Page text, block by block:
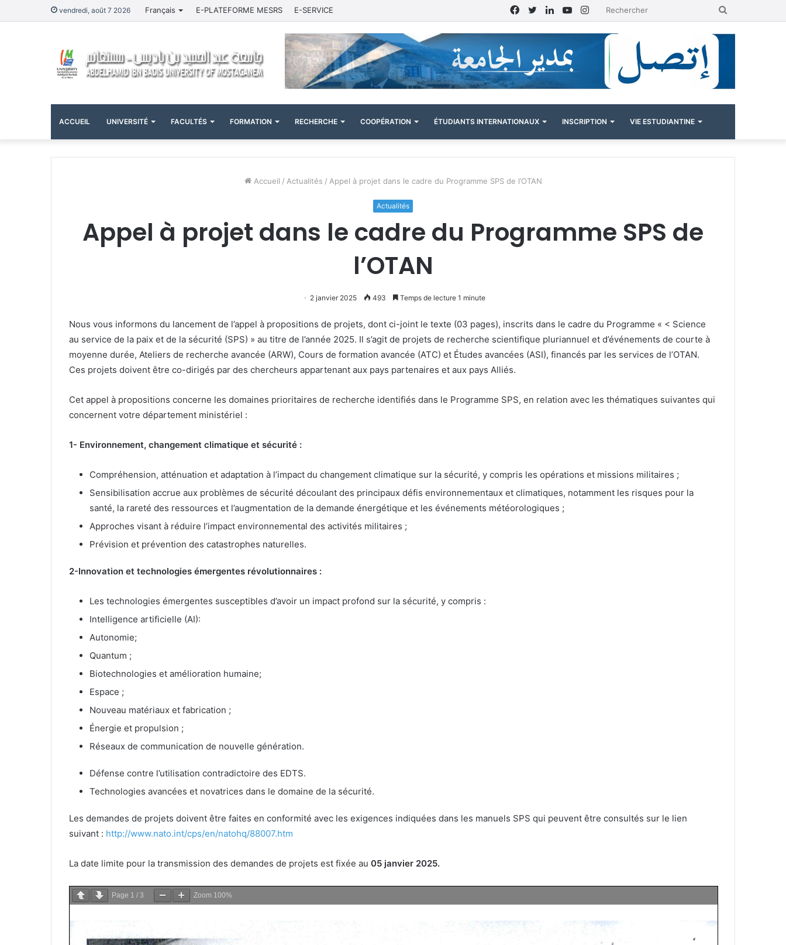
vendredi, août 7 2026 Français E-PLATEFORME MESRS E-SERVICE Instagram
YouTube
Linkedin
Twitter
Facebook
ACCUEIL UNIVERSITÉ FACULTÉS FORMATION RECHERCHE COOPÉRATION ÉTUDIANTS INTERNATIONAUX INSCRIPTION VIE ESTUDIANTINE
Accueil / Actualités / Appel à projet dans le cadre du Programme SPS de l’OTAN
Actualités
Appel à projet dans le cadre du Programme SPS de
l’OTAN
2 janvier 2025 493 Temps de lecture 1 minute
Nous vous informons du lancement de l’appel à propositions de projets, dont ci-joint le texte (03 pages), inscrits dans le cadre du Programme « < Science
au service de la paix et de la sécurité (SPS) » au titre de l’année 2025. Il s’agit de projets de recherche scientifique pluriannuel et d’événements de courte à
moyenne durée, Ateliers de recherche avancée (ARW), Cours de formation avancée (ATC) et Études avancées (ASI), financés par les services de l’OTAN.
Ces projets doivent être co-dirigés par des chercheurs appartenant aux pays partenaires et aux pays Alliés.
Cet appel à propositions concerne les domaines prioritaires de recherche identifiés dans le Programme SPS, en relation avec les thématiques suivantes qui
concernent votre département ministériel :
1- Environnement, changement climatique et sécurité :
Compréhension, atténuation et adaptation à l’impact du changement climatique sur la sécurité, y compris les opérations et missions militaires ;
Sensibilisation accrue aux problèmes de sécurité découlant des principaux défis environnementaux et climatiques, notamment les risques pour la
santé, la rareté des ressources et l’augmentation de la demande énergétique et les événements météorologiques ;
Approches visant à réduire l’impact environnemental des activités militaires ;
Prévision et prévention des catastrophes naturelles.
2-Innovation et technologies émergentes révolutionnaires :
Les technologies émergentes susceptibles d’avoir un impact profond sur la sécurité, y compris :
Intelligence artificielle (AI):
Autonomie;
Quantum ;
Biotechnologies et amélioration humaine;
Espace ;
Nouveau matériaux et fabrication ;
Énergie et propulsion ;
Réseaux de communication de nouvelle génération.
Défense contre l’utilisation contradictoire des EDTS.
Technologies avancées et novatrices dans le domaine de la sécurité.
Les demandes de projets doivent être faites en conformité avec les exigences indiquées dans les manuels SPS qui peuvent être consultés sur le lien
suivant : http://www.nato.int/cps/en/natohq/88007.htm
La date limite pour la transmission des demandes de projets est fixée au 05 janvier 2025.
Page 1 / 3 Zoom 100%